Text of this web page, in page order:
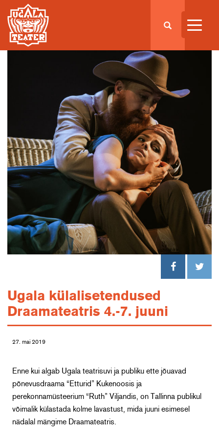
Ugala külalisetendused
Draamateatris 4.-7. juuni
27. mai 2019
Enne kui algab Ugala teatrisuvi ja publiku ette jõuavad
põnevusdraama “Etturid” Kukenoosis ja
perekonnamüsteerium “Ruth” Viljandis, on Tallinna publikul
võimalik külastada kolme lavastust, mida juuni esimesel
nädalal mängime Draamateatris.